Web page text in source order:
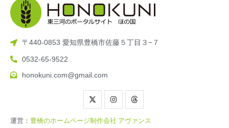
〒440-0853 愛知県豊橋市佐藤５丁目３−７
0532-65-9522
honokuni.com@gmail.com
運営： 豊橋のホームページ制作会社 アヴァンス